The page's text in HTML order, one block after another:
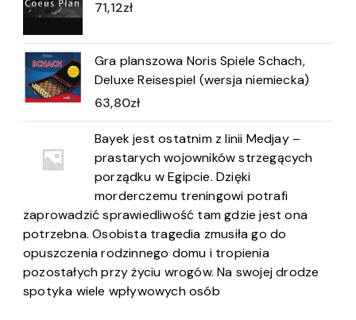
71,12zł
Gra planszowa Noris Spiele Schach,
Deluxe Reisespiel (wersja niemiecka)
63,80zł
Bayek jest ostatnim z linii Medjay –
prastarych wojowników strzegących
porządku w Egipcie. Dzięki
morderczemu treningowi potrafi
zaprowadzić sprawiedliwość tam gdzie jest ona
potrzebna. Osobista tragedia zmusiła go do
opuszczenia rodzinnego domu i tropienia
pozostałych przy życiu wrogów. Na swojej drodze
spotyka wiele wpływowych osób